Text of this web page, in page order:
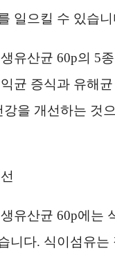
일으킬 수 있습니
유산균 60p의 5
균 증식과 유해
을 개선하는 것
유산균 60p에는
니다. 식이섬유는